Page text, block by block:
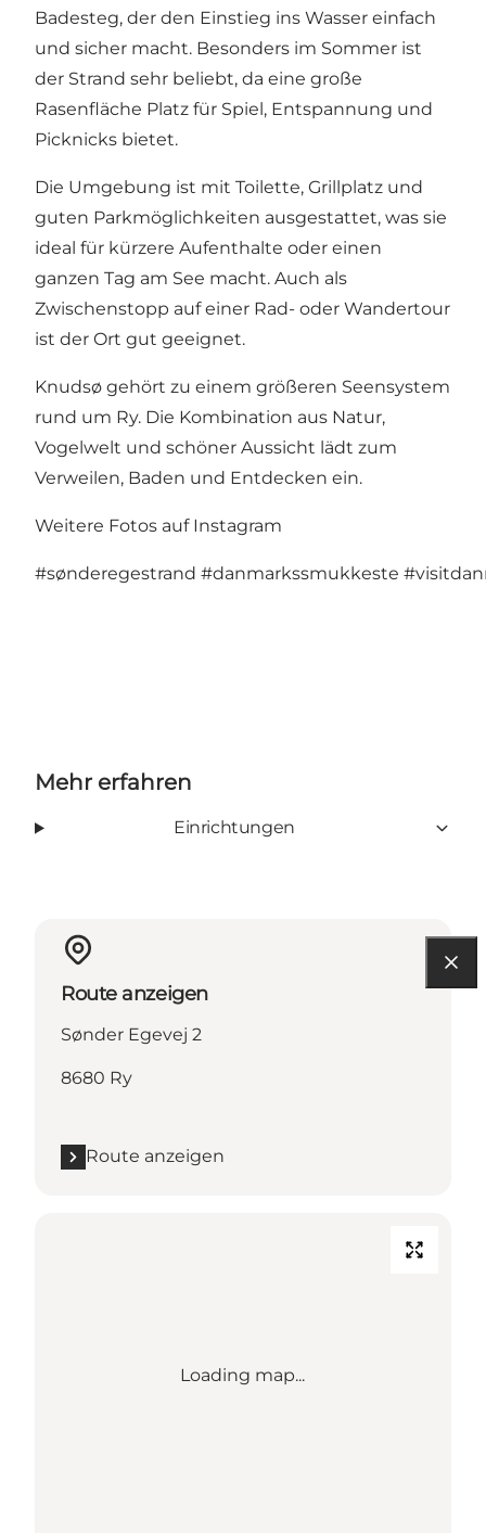
Badesteg, der den Einstieg ins Wasser einfach
und sicher macht. Besonders im Sommer ist
der Strand sehr beliebt, da eine große
Rasenfläche Platz für Spiel, Entspannung und
Picknicks bietet.
Die Umgebung ist mit Toilette, Grillplatz und
guten Parkmöglichkeiten ausgestattet, was sie
ideal für kürzere Aufenthalte oder einen
ganzen Tag am See macht. Auch als
Zwischenstopp auf einer Rad- oder Wandertour
ist der Ort gut geeignet.
Knudsø gehört zu einem größeren Seensystem
rund um Ry. Die Kombination aus Natur,
Vogelwelt und schöner Aussicht lädt zum
Verweilen, Baden und Entdecken ein.
Weitere Fotos auf Instagram
#sønderegestrand #danmarkssmukkeste
Mehr erfahren
Einrichtungen
Route anzeigen
Sønder Egevej 2
8680 Ry
Route anzeigen
Loading map...